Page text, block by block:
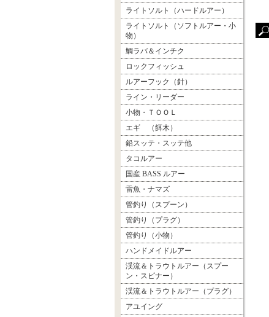
ライトソルト（ハードルアー）
ライトソルト（ソフトルアー・小
物）
鯛ラバ＆インチク
ロックフィッシュ
ルアーフック（針）
ライン・リーダー
小物・ＴＯＯＬ
エギ （餌木）
鉛スッテ・スッテ他
タコルアー
国産 BASS ルアー
雷魚・ナマズ
管釣り（スプーン）
管釣り（プラグ）
管釣り（小物）
ハンドメイドルアー
渓流＆トラウトルアー（スプー
ン・スピナー）
渓流＆トラウトルアー（プラグ）
アユイング